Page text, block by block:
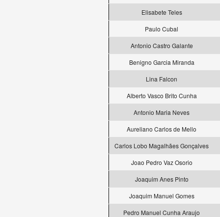
Elisabete Teles
Paulo Cubal
Antonio Castro Galante
Benigno Garcia Miranda
Lina Falcon
Alberto Vasco Brito Cunha
Antonio Maria Neves
Aureliano Carlos de Mello
Carlos Lobo Magalhães Gonçalves
Joao Pedro Vaz Osorio
Joaquim Anes Pinto
Joaquim Manuel Gomes
Pedro Manuel Cunha Araujo